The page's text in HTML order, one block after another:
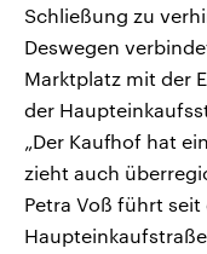
Schließung zu
Deswegen
Marktplatz mit der
der
„Der Kaufhof hat
zieht auch
Petra Voß führt seit